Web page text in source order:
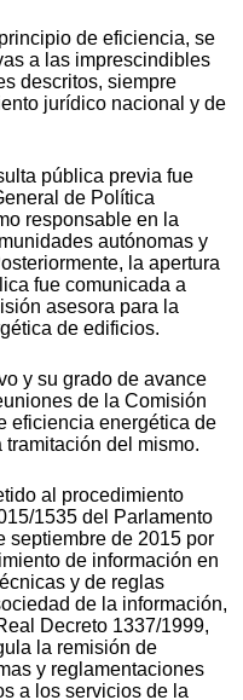
de eficiencia, se
a las imprescindibles
descritos, siempre
jurídico nacional y de
pública previa fue
de Política
responsable en la
autónomas y
la apertura
fue comunicada a
asesora para la
de edificios.
y su grado de avance
de la Comisión
eficiencia energética de
del mismo.
al procedimiento
1535 del Parlamento
septiembre de 2015 por
de información en
y de reglas
de la información,
Decreto 1337/1999,
la remisión de
y reglamentaciones
a los servicios de la